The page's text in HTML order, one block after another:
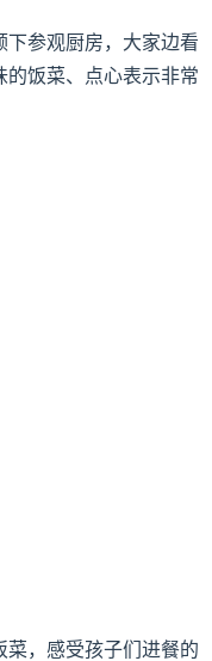
下参观厨房，大家边看
饭菜、点心表示非常
，感受孩子们进餐的